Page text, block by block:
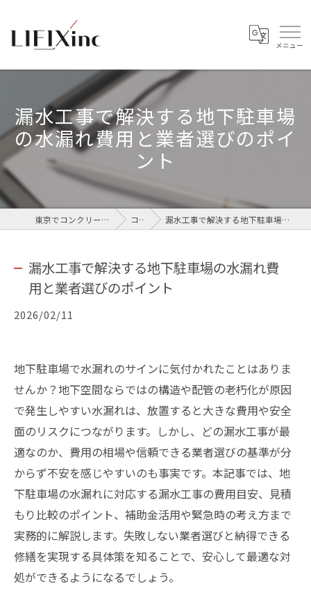
漏水工事で解決する地下駐車場
の水漏れ費用と業者選びのポイ
ント
東京でコンクリートなら株式会社LIFIX コラム 漏水工事で解決する地下駐車場の水漏れ費用と業者選びのポイント
漏水工事で解決する地下駐車場の水漏れ費
用と業者選びのポイント
2026/02/11
地下駐車場で水漏れのサインに気付かれたことはありま
せんか？地下空間ならではの構造や配管の老朽化が原因
で発生しやすい水漏れは、放置すると大きな費用や安全
面のリスクにつながります。しかし、どの漏水工事が最
適なのか、費用の相場や信頼できる業者選びの基準が分
からず不安を感じやすいのも事実です。本記事では、地
下駐車場の水漏れに対応する漏水工事の費用目安、見積
もり比較のポイント、補助金活用や緊急時の考え方まで
実務的に解説します。失敗しない業者選びと納得できる
修繕を実現する具体策を知ることで、安心して最適な対
処ができるようになるでしょう。